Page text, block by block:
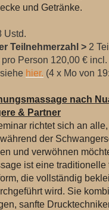
und Getränke.
Ustd.
Teilnehmerzahl > 2
pro Person 120,00 € incl.
siehe hier. (4 x Mo von
nach
& Partner
richtet sich an
der
und verwöhnen
ist eine
die vollständig
wird. Sie
sanfte